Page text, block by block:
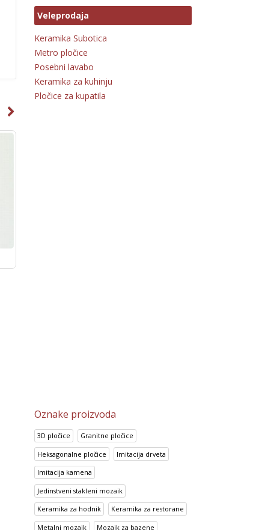
Veleprodaja
Keramika Subotica
Metro pločice
Posebni lavabo
Keramika za kuhinju
Pločice za kupatila
Oznake proizvoda
3D pločice Granitne pločice
Heksagonalne pločice Imitacija drveta
Imitacija kamena
Jedinstveni stakleni mozaik
Keramika za hodnik Keramika za restorane
Metalni mozaik Mozaik za bazene